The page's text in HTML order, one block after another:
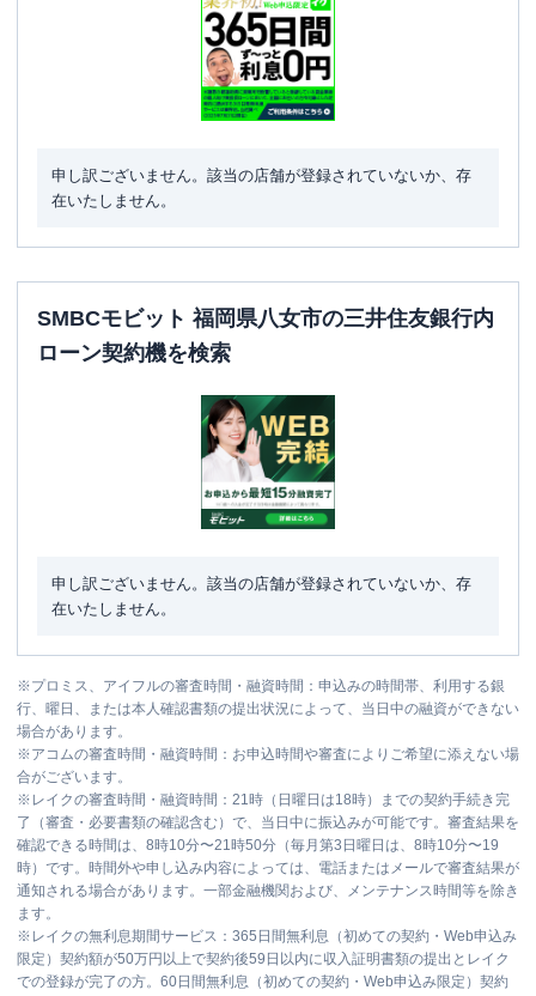
申し訳ございません。該当の店舗が登録されていないか、存
在いたしません。
SMBCモビット 福岡県八女市の三井住友銀行内
ローン契約機を検索
申し訳ございません。該当の店舗が登録されていないか、存
在いたしません。
※プロミス、アイフルの審査時間・融資時間：申込みの時間帯、利用する銀
行、曜日、または本人確認書類の提出状況によって、当日中の融資ができない
場合があります。
※アコムの審査時間・融資時間：お申込時間や審査によりご希望に添えない場
合がございます。
※ レイクの審査時間・融資時間：21時（日曜日は18時）までの契約手続き完
了（審査・必要書類の確認含む）で、当日中に振込みが可能です。審査結果を
確認できる時間は、8時10分〜21時50分（毎月第3日曜日は、8時10分〜19
時）です。時間外や申し込み内容によっては、電話またはメールで審査結果が
通知される場合があります。一部金融機関および、メンテナンス時間等を除き
ます。
※ レイクの無利息期間サービス：365日間無利息（初めての契約・Web申込み
限定）契約額が50万円以上で契約後59日以内に収入証明書類の提出とレイク
での登録が完了の方。60日間無利息（初めての契約・Web申込み限定）契約